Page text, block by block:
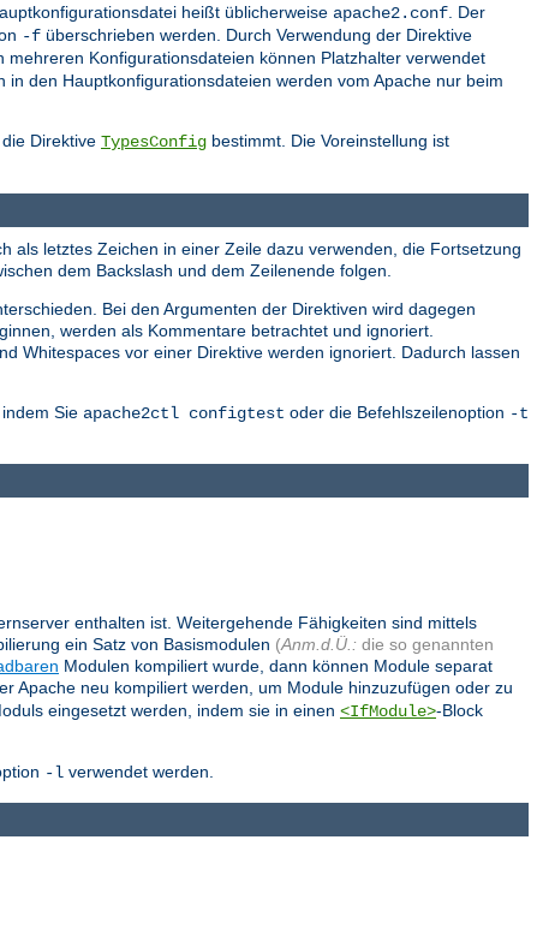
heißt üblicherweise apache2.conf . Der
-f überschrieben werden. Durch Verwendung der Direktive
Konfigurationsdateien können Platzhalter verwendet
den Hauptkonfigurationsdateien werden vom Apache nur beim
Direktive TypesConfig bestimmt. Die Voreinstellung ist
als letztes Zeichen in einer Zeile dazu verwenden, die Fortsetzung
dem Backslash und dem Zeilenende folgen.
Bei den Argumenten der Direktiven wird dagegen
werden als Kommentare betrachtet und ignoriert.
Whitespaces vor einer Direktive werden ignoriert. Dadurch lassen
Sie apache2ctl configtest oder die Befehlszeilenoption -t
enthalten ist. Weitergehende Fähigkeiten sind mittels
ein Satz von Basismodulen (Anm.d.Ü.: die so genannten
Modulen kompiliert wurde, dann können Module separat
Apache neu kompiliert werden, um Module hinzuzufügen oder zu
eingesetzt werden, indem sie in einen <IfModule>-Block
-l verwendet werden.